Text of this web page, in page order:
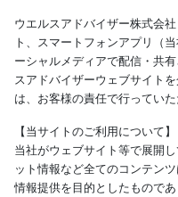
ウエルスアドバイザー株式会
ト、スマートフォンアプリ（
ーシャルメディアで配信・共
スアドバイザーウェブサイト
は、お客様の責任で行ってい
【当サイトのご利用について】
当社がウェブサイト等で展開
ット情報など全てのコンテン
情報提供を目的としたもので